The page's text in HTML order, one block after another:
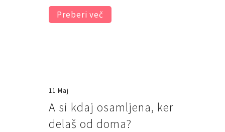
Preberi več
11 Maj
A si kdaj osamljena, ker
delaš od doma?